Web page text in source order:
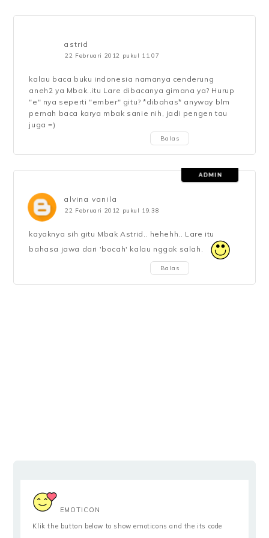
astrid
22 Februari 2012 pukul 11.07
kalau baca buku indonesia namanya cenderung
aneh2 ya Mbak..itu Lare dibacanya gimana ya? Hurup
"e" nya seperti "ember" gitu? *dibahas* anyway blm
pernah baca karya mbak sanie nih, jadi pengen tau
juga =)
Balas
alvina vanila
22 Februari 2012 pukul 19.38
kayaknya sih gitu Mbak Astrid.. hehehh.. Lare itu
bahasa jawa dari 'bocah' kalau nggak salah.
Balas
EMOTICON
Klik the button below to show emoticons and the its code